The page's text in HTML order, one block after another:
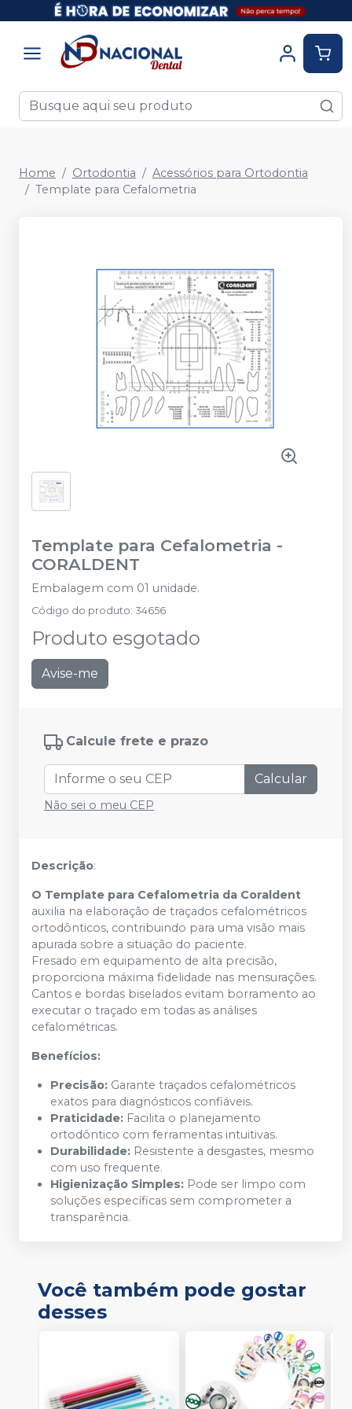
Home Ortodontia
Acessórios para Ortodontia
Template para Cefalometria
Template para Cefalometria -
CORALDENT
Embalagem com 01 unidade.
Código do produto: 34656
Produto esgotado
Avise-me
Calcule frete e prazo
Calcular
Não sei o meu CEP
Descrição:
O Template para Cefalometria da Coraldent
auxilia na elaboração de traçados cefalométricos
ortodônticos, contribuindo para uma visão mais
apurada sobre a situação do paciente.
Fresado em equipamento de alta precisão,
proporciona máxima fidelidade nas mensurações.
Cantos e bordas biselados evitam borramento ao
executar o traçado em todas as análises
cefalométricas.
Benefícios:
Precisão: Garante traçados cefalométricos
exatos para diagnósticos confiáveis.
Praticidade: Facilita o planejamento
ortodôntico com ferramentas intuitivas.
Durabilidade: Resistente a desgastes, mesmo
com uso frequente.
Higienização Simples: Pode ser limpo com
soluções específicas sem comprometer a
transparência.
Você também pode gostar
desses